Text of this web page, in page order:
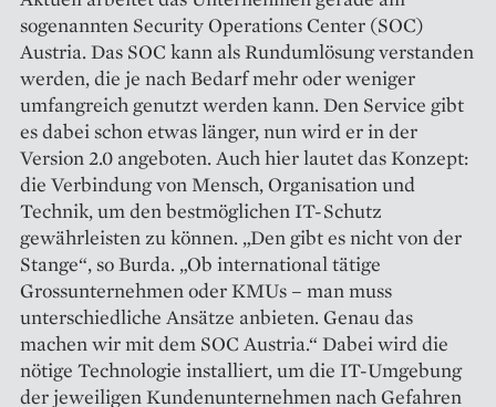
sogenannten ­Security Operations Center (SOC)
Austria. Das SOC kann als Rundumlösung verstanden
werden, die je nach Bedarf mehr oder weniger
umfangreich genutzt werden kann. Den Service gibt
es dabei schon etwas länger, nun wird er in der
Version 2.0 angeboten. Auch hier lautet das Konzept:
die Verbindung von Mensch, Organisation und
Technik, um den bestmöglichen IT-Schutz
gewährleisten zu können. „Den gibt es nicht von der
Stange“, so ­Burda. „Ob international tätige
Grossunter­nehmen oder KMUs – man muss
unterschiedliche Ansätze anbieten. Genau das
machen wir mit dem SOC Austria.“ Dabei wird die
nötige Technologie in­stalliert, um die IT-Umgebung
der jeweiligen Kundenunternehmen nach Gefahren